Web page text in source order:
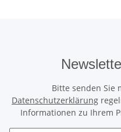
Bitte senden Sie
Datenschutzerklärung
Informationen zu Ihrem